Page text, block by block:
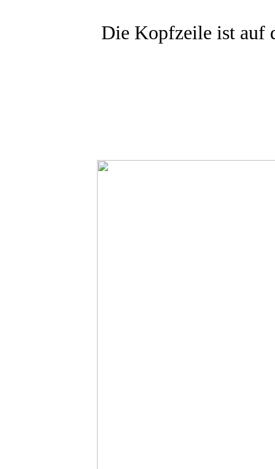
Die Kopfzeile ist auf